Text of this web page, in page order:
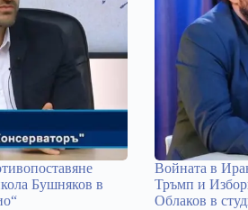
Бушняков в
Войната в
Тръмп и
Облаков в